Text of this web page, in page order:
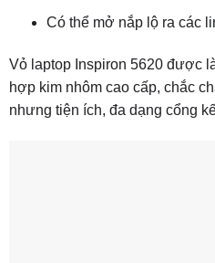
Có thể mở nắp lộ ra các
Vỏ laptop Inspiron 5620 được
hợp kim nhôm cao cấp, chắc
nhưng tiện ích, đa dạng cổng